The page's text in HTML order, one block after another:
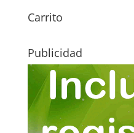
Carrito
Publicidad